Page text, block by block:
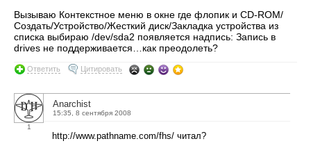
Вызываю Контекстное меню в окне где флопик и CD-ROM/
Создать/Устройство/Жесткий диск/Закладка устройства из
списка выбираю /dev/sda2 появляется надпись: Запись в
drives не поддерживается…как преодолеть?
Ответить Цитировать
1
Anarchist
15:35, 8 сентября 2008
http://www.pathname.com/fhs/ читал?